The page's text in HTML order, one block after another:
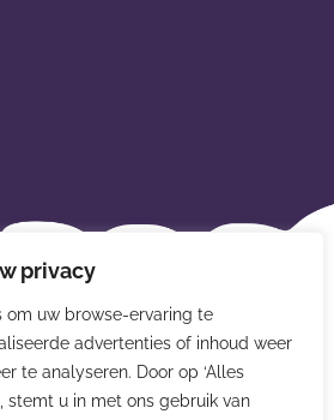
privacy
om uw browse-ervaring te
advertenties of inhoud weer
te analyseren. Door op ‘Alles
stemt u in met ons gebruik van